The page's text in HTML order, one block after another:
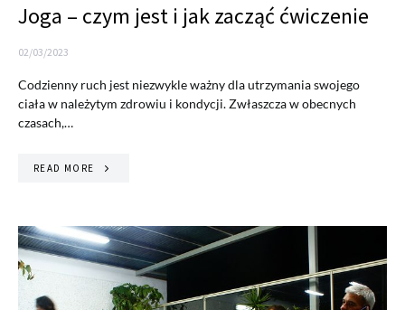
Joga – czym jest i jak zacząć ćwiczenie
02/03/2023
Codzienny ruch jest niezwykle ważny dla utrzymania swojego
ciała w należytym zdrowiu i kondycji. Zwłaszcza w obecnych
czasach,…
READ MORE